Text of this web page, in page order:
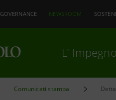
GOVERNANCE NEWSROOM
L’ Impegno
Comunicati stampa